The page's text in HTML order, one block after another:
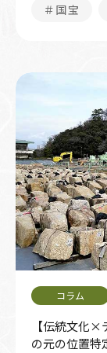
＃国宝
【伝統文化×
の元の位置特